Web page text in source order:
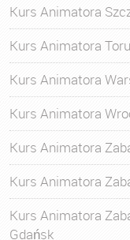
Kurs Animatora
Kurs Animatora
Kurs Animatora
Kurs Animatora
Kurs Animatora
Kurs Animatora
Kurs Animatora
Gdańsk